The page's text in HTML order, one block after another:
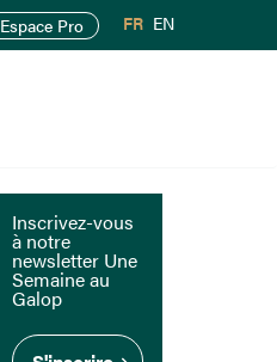
Espace Pro FR EN
Inscrivez-vous
à notre
newsletter Une
Semaine au
Galop